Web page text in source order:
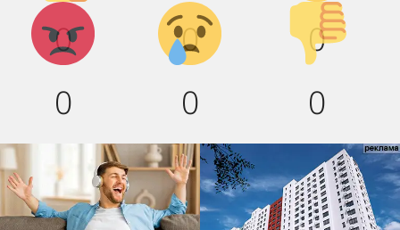
0 0 0
Агрессия!
0
Грусть :
(
0
Палец
вниз!
0